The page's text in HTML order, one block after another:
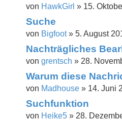
von HawkGirl » 15.
Suche
von Bigfoot» 5. August
Nachträgliches
von grentsch » 28.
Warum diese
von Madhouse » 14. Juni
Suchfunktion
von Heike5 » 28.